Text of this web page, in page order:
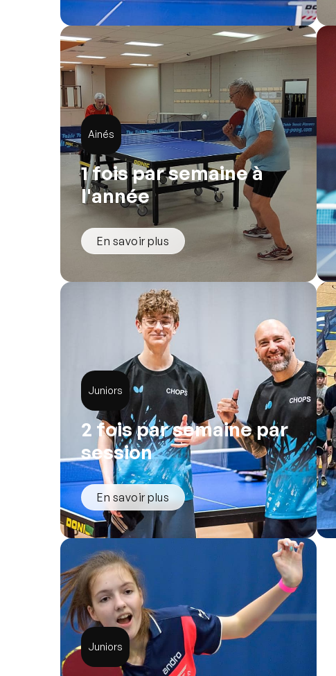
Ainés
1 fois par semaine à
l'année
En savoir plus
Juniors
2 fois par semaine par
session
En savoir plus
Juniors